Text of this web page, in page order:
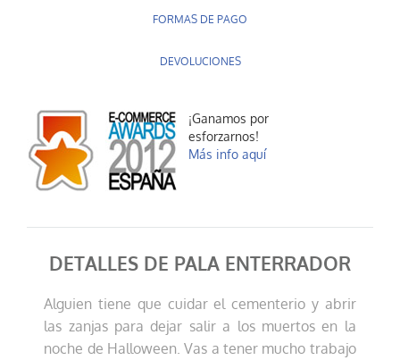
FORMAS DE PAGO
DEVOLUCIONES
¡Ganamos por
esforzarnos!
Más info aquí
DETALLES DE PALA ENTERRADOR
Alguien tiene que cuidar el cementerio y abrir
las zanjas para dejar salir a los muertos en la
noche de Halloween. Vas a tener mucho trabajo